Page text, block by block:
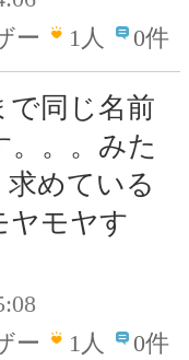
ー
1人 0件
で同じ名前
。。。みた
めている
ヤモヤす
ー
1人 0件